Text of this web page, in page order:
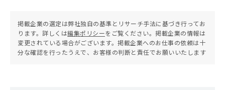
掲載企業の選定は弊社独自の基準とリサーチ手法に基づき行ってお
ります。詳しくは編集ポリシーをご覧ください。掲載企業の情報は
変更されている場合がございます。掲載企業へのお仕事の依頼は十
分な確認を行ったうえで、お客様の判断と責任でお願いいたします